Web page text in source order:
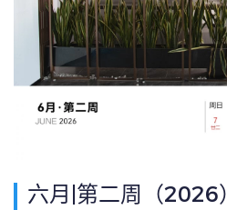
六月|第二周（2026）